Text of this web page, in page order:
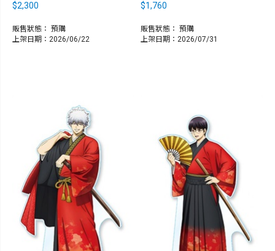
$2,300
販售狀態： 預購
上架日期：2026/06/22
$1,760
販售狀態： 預購
上架日期：2026/07/31